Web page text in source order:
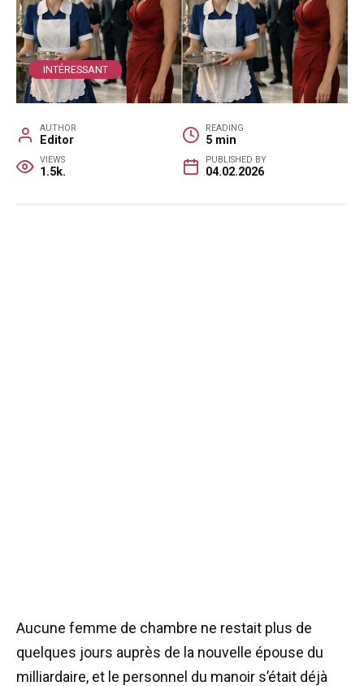
INTÉRESSANT
AUTHOR
Editor
READING
5 min
VIEWS
1.5k.
PUBLISHED BY
04.02.2026
Aucune femme de chambre ne restait plus de
quelques jours auprès de la nouvelle épouse du
milliardaire, et le personnel du manoir s’était déjà